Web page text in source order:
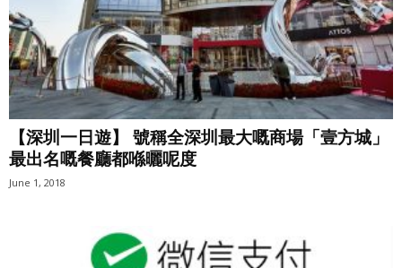
【深圳一日遊】 號稱全深圳最大嘅商場「壹方城」
最出名嘅餐廳都喺曬呢度
June 1, 2018